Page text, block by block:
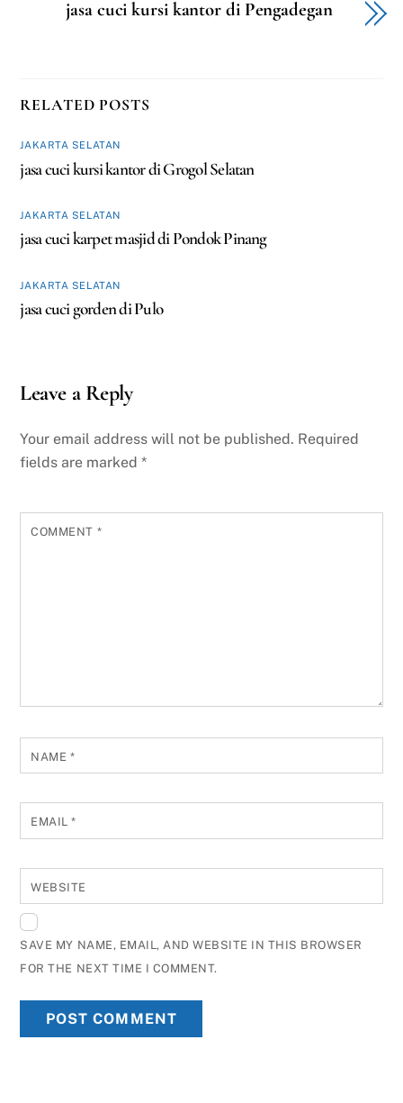
jasa cuci kursi kantor di Pengadegan
RELATED POSTS
JAKARTA SELATAN
jasa cuci kursi kantor di Grogol Selatan
JAKARTA SELATAN
jasa cuci karpet masjid di Pondok Pinang
JAKARTA SELATAN
jasa cuci gorden di Pulo
Leave a Reply
Your email address will not be published. Required
fields are marked*
COMMENT *
NAME *
EMAIL*
WEBSITE
SAVE MY NAME, EMAIL, AND WEBSITE IN THIS BROWSER
FOR THE NEXT TIME I COMMENT.